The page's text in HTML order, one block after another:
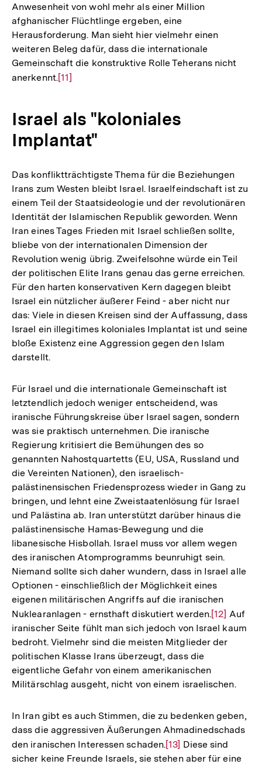
Anwesenheit von wohl mehr als einer Million
afghanischer Flüchtlinge ergeben, eine
Herausforderung. Man sieht hier vielmehr einen
weiteren Beleg dafür, dass die internationale
Gemeinschaft die konstruktive Rolle Teherans nicht
anerkennt.Zur
Fußnote
[11]
Israel als "koloniales
Implantat"
Das konfliktträchtigste Thema für die Beziehungen
Irans zum Westen bleibt Israel. Israelfeindschaft ist zu
einem Teil der Staatsideologie und der revolutionären
Identität der Islamischen Republik geworden. Wenn
Iran eines Tages Frieden mit Israel schließen sollte,
bliebe von der internationalen Dimension der
Revolution wenig übrig. Zweifelsohne würde ein Teil
der politischen Elite Irans genau das gerne erreichen.
Für den harten konservativen Kern dagegen bleibt
Israel ein nützlicher äußerer Feind - aber nicht nur
das: Viele in diesen Kreisen sind der Auffassung, dass
Israel ein illegitimes koloniales Implantat ist und seine
bloße Existenz eine Aggression gegen den Islam
darstellt.
Für Israel und die internationale Gemeinschaft ist
letztendlich jedoch weniger entscheidend, was
iranische Führungskreise über Israel sagen, sondern
was sie praktisch unternehmen. Die iranische
Regierung kritisiert die Bemühungen des so
genannten Nahostquartetts (EU, USA, Russland und
die Vereinten Nationen), den israelisch-
palästinensischen Friedensprozess wieder in Gang zu
bringen, und lehnt eine Zweistaatenlösung für Israel
und Palästina ab. Iran unterstützt darüber hinaus die
palästinensische Hamas-Bewegung und die
libanesische Hisbollah. Israel muss vor allem wegen
des iranischen Atomprogramms beunruhigt sein.
Niemand sollte sich daher wundern, dass in Israel alle
Optionen - einschließlich der Möglichkeit eines
eigenen militärischen Angriffs auf die iranischen
Nuklearanlagen - ernsthaft diskutiert werden.Zur
Auflösung
der
[12] Auf
iranischer Seite fühlt man sich jedoch von Israel kaum
bedroht. Vielmehr sind die meisten Mitglieder der
politischen Klasse Irans überzeugt, dass die
eigentliche Gefahr von einem amerikanischen
Militärschlag ausgeht, nicht von einem israelischen.
In Iran gibt es auch Stimmen, die zu bedenken geben,
dass die aggressiven Äußerungen Ahmadinedschads
den iranischen Interessen schaden.Zur
Auflösung
[13] Diese sind
sicher keine Freunde Israels, sie stehen aber für eine